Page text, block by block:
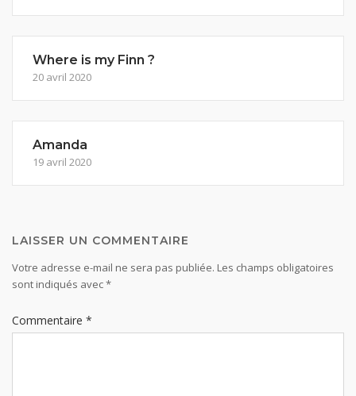
Where is my Finn ?
20 avril 2020
Amanda
19 avril 2020
LAISSER UN COMMENTAIRE
Votre adresse e-mail ne sera pas publiée. Les champs obligatoires
sont indiqués avec*
Commentaire *